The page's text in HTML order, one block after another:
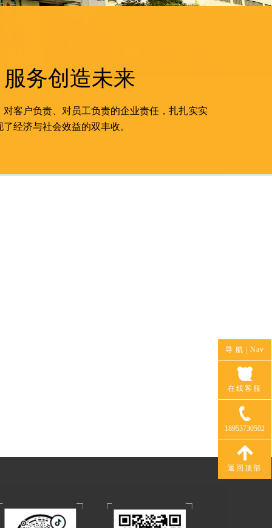
务创造未来
客户负责、对员工负责的企业责任，扎扎实实
经济与社会效益的双丰收。
导 航 | Nav
在线客服
18953730502
返回顶部